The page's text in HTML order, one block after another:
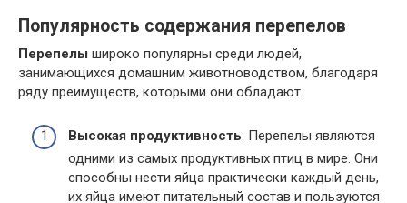
Популярность содержания перепелов
Перепелы широко популярны среди людей,
занимающихся домашним животноводством, благодаря
ряду преимуществ, которыми они обладают.
Высокая продуктивность: Перепелы являются
одними из самых продуктивных птиц в мире. Они
способны нести яйца практически каждый день,
их яйца имеют питательный состав и пользуются